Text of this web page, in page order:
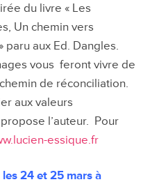
du livre « Les
Un chemin vers
paru aux Ed. Dangles.
vous feront vivre de
de réconciliation.
aux valeurs
l’auteur. Pour
essique.fr
24 et 25 mars à